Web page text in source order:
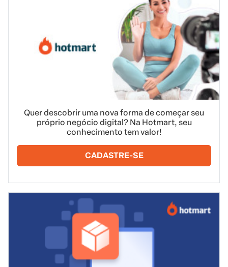
Quer descobrir uma nova forma de começar seu
próprio negócio digital? Na Hotmart, seu
conhecimento tem valor!
CADASTRE-SE